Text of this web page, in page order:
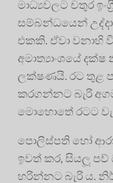
මාධ්‍යවලට චතුර
සම්බන්ධයෙන්
එකකි. ඒවා වනාහි
අමාත්‍යාංශයේ
ලක්ෂණයි. රට තුළ
කරගන්නට බැරි
මොහොතේ රටට
පොලිස්පති හෝ
ඉවත් කර, සියලූ
හරින්නට බැරි ය.